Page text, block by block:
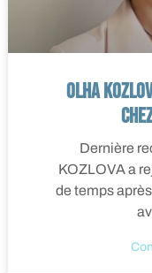
Olha
Dernière
KOZLOVA a
de temps